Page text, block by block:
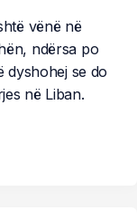
vënë në
ndërsa po
dyshohej se do
në Liban.